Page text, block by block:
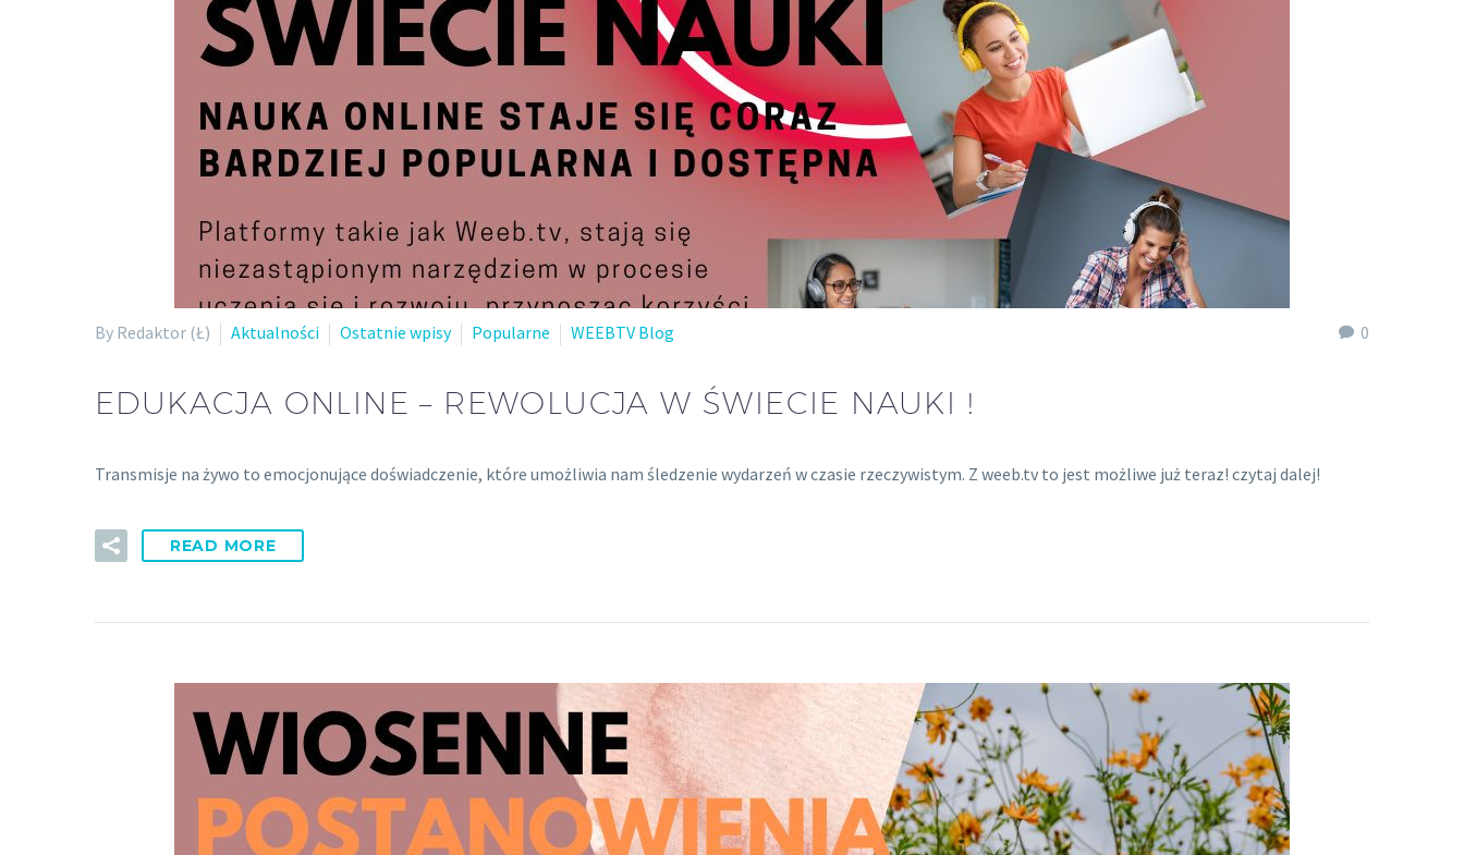
0
By Redaktor (Ł) Aktualności Ostatnie wpisy Popularne WEEBTV Blog
EDUKACJA ONLINE – REWOLUCJA W ŚWIECIE NAUKI !
Transmisje na żywo to emocjonujące doświadczenie, które umożliwia nam śledzenie wydarzeń w czasie rzeczywistym. Z weeb.tv to jest możliwe już teraz! czytaj dalej!
READ MORE